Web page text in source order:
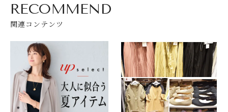
RECOMMEND
関連コンテンツ
閉じる